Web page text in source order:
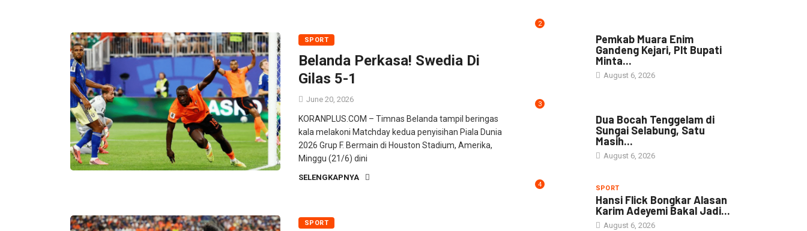
SPORT
Belanda Perkasa! Swedia Di
Gilas 5-1
June 20, 2026
KORANPLUS.COM – Timnas Belanda tampil beringas
kala melakoni Matchday kedua penyisihan Piala Dunia
2026 Grup F. Bermain di Houston Stadium, Amerika,
Minggu (21/6) dini
SELENGKAPNYA
SPORT
2
Pemkab Muara Enim
Gandeng Kejari, Plt Bupati
Minta...
August 6, 2026
3
Dua Bocah Tenggelam di
Sungai Selabung, Satu
Masih...
August 6, 2026
4 SPORT
Hansi Flick Bongkar Alasan
Karim Adeyemi Bakal Jadi...
August 6, 2026